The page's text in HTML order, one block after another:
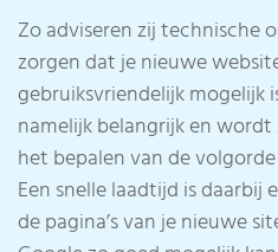
Zo adviseren zij technische
zorgen dat je nieuwe
gebruiksvriendelijk mogelijk
namelijk belangrijk en
het bepalen van de
Een snelle laadtijd is daarbij
de pagina’s van je nieuwe